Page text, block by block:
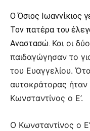
Ο Όσιος Ιωαννίκιος
Τον πατέρα του
Αναστασώ. Και οι
παιδαγώγησαν το
του Ευαγγελίου.
αυτοκράτορας
Κωνσταντίνος ο Ε’.
Ο Κωνσταντίνος ο